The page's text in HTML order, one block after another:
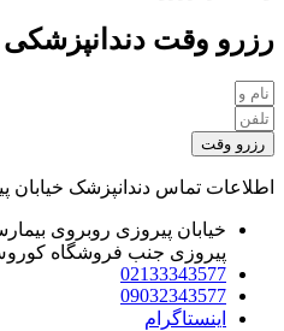
رزرو وقت دندانپزشکی
رزرو وقت
اطلاعات تماس دندانپزشک خیابان
خیابان پیروزی روبروی
پیروزی جنب فروشگاه کوروش پلاک
02133343577
09032343577
اینستاگرام